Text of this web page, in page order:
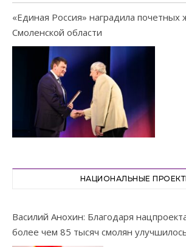
«Единая Россия» наградила почетных
Смоленской области
НАЦИОНАЛЬНЫЕ
Василий Анохин: Благодаря
более чем 85 тысяч смолян